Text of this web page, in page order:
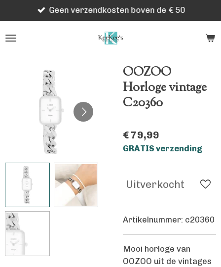
direct
naar
Geen verzendkosten boven de € 50
OOZOO
Horloge vintage
C20360
€ 79,99
GRATIS verzending
Uitverkocht
Artikelnummer: c20360
Mooi horloge van
OOZOO uit de vintages